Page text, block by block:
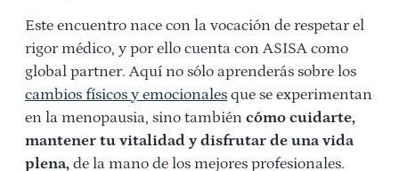
Este encuentro nace con la vocación de respetar el
rigor médico, y por ello cuenta con ASISA como
global partner. Aquí no sólo aprenderás sobre los
cambios físicos y emocionales que se experimentan
en la menopausia, sino también cómo cuidarte,
mantener tu vitalidad y disfrutar de una vida
plena, de la mano de los mejores profesionales.